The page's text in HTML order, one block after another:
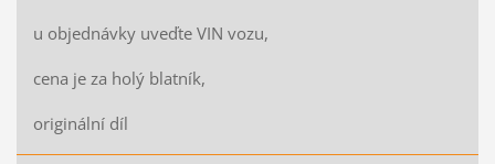
u objednávky uveďte VIN vozu,
cena je za holý blatník,
originální díl